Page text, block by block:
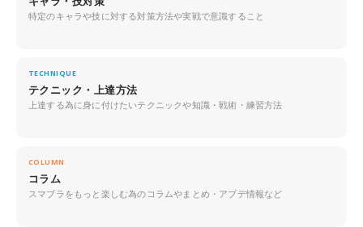
特定のキャラや技に対する対策方法や実戦で意識すること
TECHNIQUE
テクニック・上達方法
上達する為に身に付けたいテクニックや知識・戦術・練習方法
COLUMN
コラム
スマブラをもっと楽しむ為のコラムやまとめ・アプデ情報など